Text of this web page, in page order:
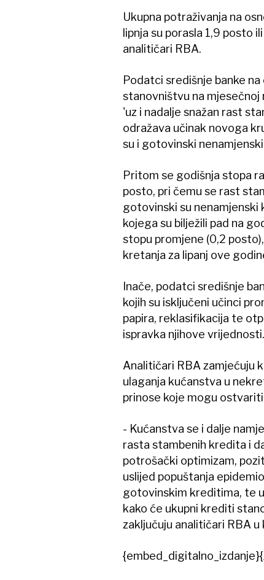
Ukupna potraživanja na
lipnja su porasla 1,9 posto
analitičari RBA.
Podatci središnje banke
stanovništvu na mjesečnoj
'uz i nadalje snažan rast
odražava učinak novoga
su i gotovinski
Pritom se godišnja stopa
posto, pri čemu se rast
gotovinski su
kojega su bilježili pad na
stopu promjene (0,2
kretanja za lipanj ove
Inače, podatci središnje
kojih su isključeni učinci
papira, reklasifikacija te
ispravka njihove vrijednosti.
Analitičari RBA zamjećuju
ulaganja kućanstva u
prinose koje mogu
- Kućanstva se i dalje
rasta stambenih kredita i
potrošački optimizam,
uslijed popuštanja
gotovinskim kreditima, te
kako će ukupni krediti
zaključuju analitičari RBA